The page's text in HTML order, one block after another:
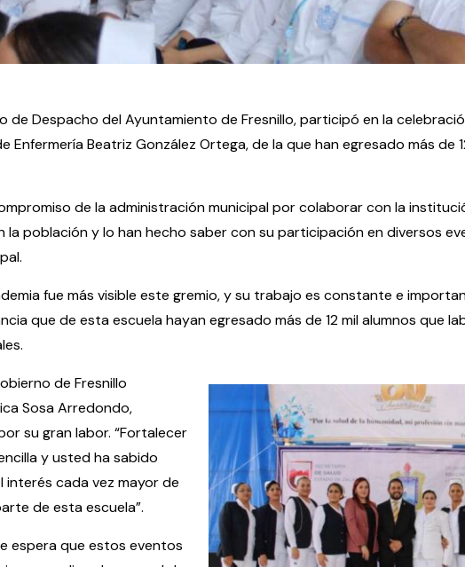
de Despacho del Ayuntamiento de Fresnillo, participó en la
Enfermería Beatriz González Ortega, de la que han egresado más de
de la administración municipal por colaborar con la
la población y lo han hecho saber con su participación en diversos
fue más visible este gremio, y su trabajo es constante e
que de esta escuela hayan egresado más de 12 mil alumnos que
de Fresnillo
Sosa Arredondo,
su gran labor. “Fortalecer
y usted ha sabido
interés cada vez mayor de
de esta escuela”.
espera que estos eventos